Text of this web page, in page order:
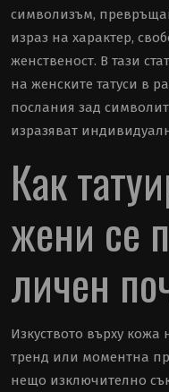
символизъм,
израз на характер,
женственост. В тази
на женските татуси в
послания зад
изразяват
Как
жени се
личен
Изкуството върху
тренд или моментна
нещо изключително